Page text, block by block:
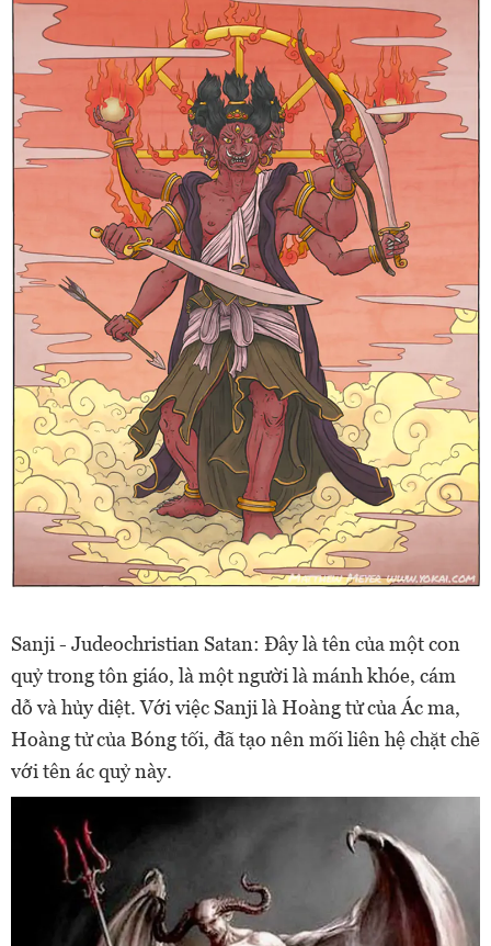
Sanji - Judeochristian Satan: Đây là tên của một con
quỷ trong tôn giáo, là một người là mánh khóe, cám
dỗ và hủy diệt. Với việc Sanji là Hoàng tử của Ác ma,
Hoàng tử của Bóng tối, đã tạo nên mối liên hệ chặt chẽ
với tên ác quỷ này.